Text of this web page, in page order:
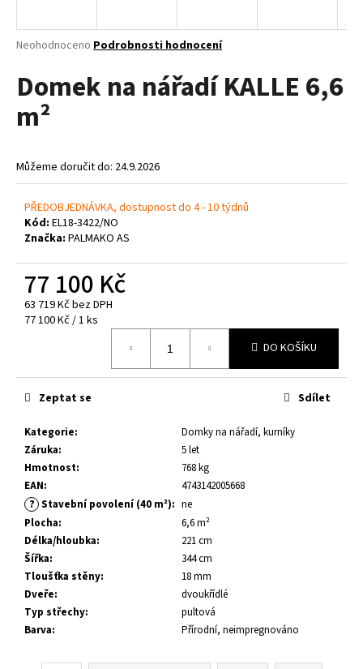
Průměrné
produktu
je
z
Neohodnoceno Podrobnosti hodnocení
Domek na nářadí KALLE 6,6
m²
Můžeme doručit do: 24.9.2026
PŘEDOBJEDNÁVKA, dostupnost do 4 - 10 týdnů
Kód: EL18-3422/NO
Značka: PALMAKO AS
77 100 Kč
63 719 Kč bez DPH
Měrná
77 100 Kč / 1 ks
DO KOŠÍKU
Kategorie:
Domky na nářadí, kurníky
Záruka:
5 let
Hmotnost:
768 kg
EAN: 4743142005668
? Stavební povolení (40 m²): ne
Plocha:
6,6 m²
Délka/hloubka:
221 cm
Šířka:
344 cm
Tloušťka stěny:
18 mm
Dveře:
dvoukřídlé
Typ střechy:
pultová
Barva: Přírodní, neimpregnováno
Zeptat se Sdílet
j
t
?
HLEDAT
D
o
o
u
m
DĚTSKÝ
DOMEK
FELIX
1,9
M²
16
300
Kč
Původně:
19